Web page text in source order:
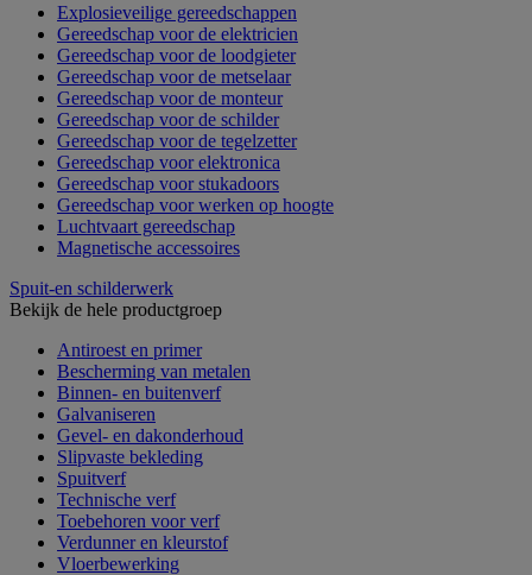
Explosieveilige gereedschappen
Gereedschap voor de elektricien
Gereedschap voor de loodgieter
Gereedschap voor de metselaar
Gereedschap voor de monteur
Gereedschap voor de schilder
Gereedschap voor de tegelzetter
Gereedschap voor elektronica
Gereedschap voor stukadoors
Gereedschap voor werken op hoogte
Luchtvaart gereedschap
Magnetische accessoires
Spuit-en schilderwerk
Bekijk de hele productgroep
Antiroest en primer
Bescherming van metalen
Binnen- en buitenverf
Galvaniseren
Gevel- en dakonderhoud
Slipvaste bekleding
Spuitverf
Technische verf
Toebehoren voor verf
Verdunner en kleurstof
Vloerbewerking